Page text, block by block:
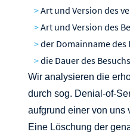
Art und Version des
Art und Version des
der Domainname des
die Dauer des
Wir analysieren die
durch sog. Denial-of-
aufgrund einer von uns
Eine Löschung der